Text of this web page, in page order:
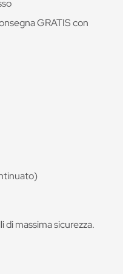
GRATIS con
di massima sicurezza.